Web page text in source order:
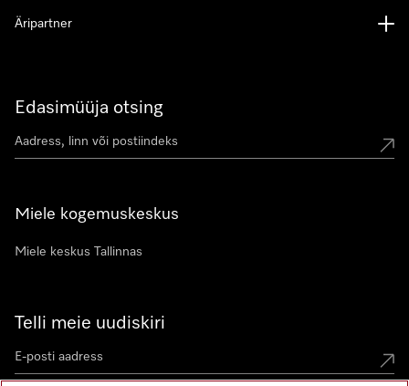
Edasimüüja otsing
Miele kogemuskeskus
Miele keskus Tallinnas
Telli meie uudiskiri
Äripartner